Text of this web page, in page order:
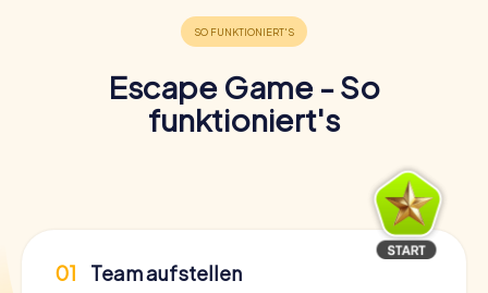
Escape Game - So
funktioniert's
01 Team aufstellen